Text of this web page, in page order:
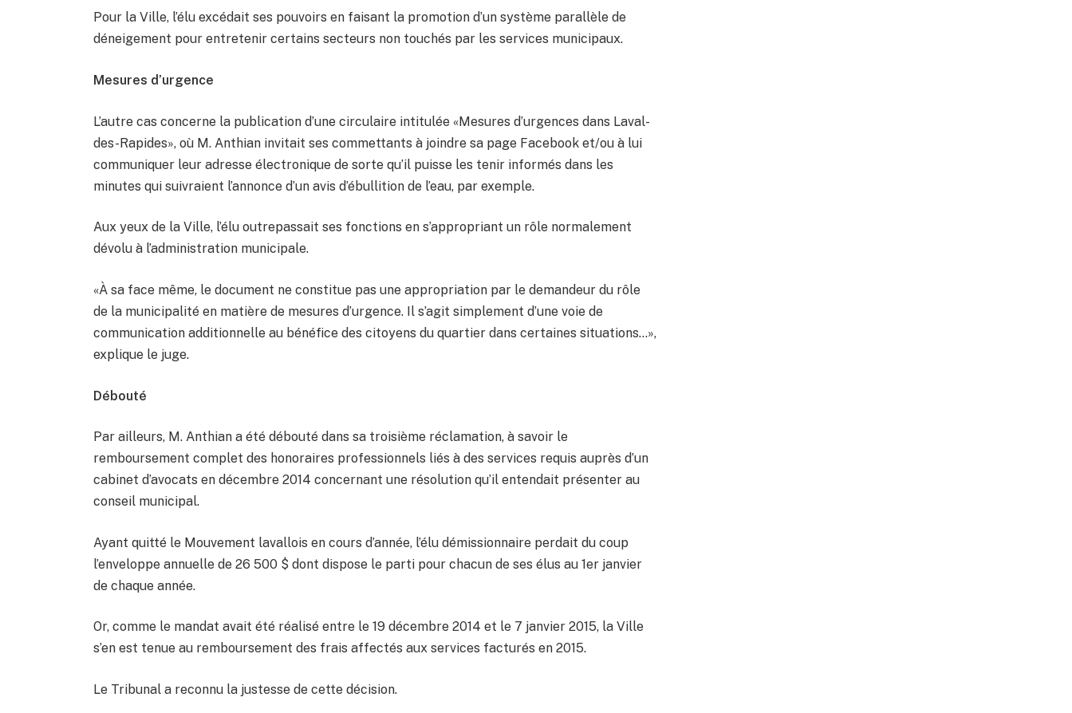
Pour la Ville, l’élu excédait ses pouvoirs en faisant la promotion d’un système parallèle de
déneigement pour entretenir certains secteurs non touchés par les services municipaux.
Mesures d’urgence
L’autre cas concerne la publication d’une circulaire intitulée «Mesures d’urgences dans Laval-
des-Rapides», où M. Anthian invitait ses commettants à joindre sa page Facebook et/ou à lui
communiquer leur adresse électronique de sorte qu’il puisse les tenir informés dans les
minutes qui suivraient l’annonce d’un avis d’ébullition de l’eau, par exemple.
Aux yeux de la Ville, l’élu outrepassait ses fonctions en s’appropriant un rôle normalement
dévolu à l’administration municipale.
«À sa face même, le document ne constitue pas une appropriation par le demandeur du rôle
de la municipalité en matière de mesures d’urgence. Il s’agit simplement d’une voie de
communication additionnelle au bénéfice des citoyens du quartier dans certaines situations…»,
explique le juge.
Débouté
Par ailleurs, M. Anthian a été débouté dans sa troisième réclamation, à savoir le
remboursement complet des honoraires professionnels liés à des services requis auprès d’un
cabinet d’avocats en décembre 2014 concernant une résolution qu’il entendait présenter au
conseil municipal.
Ayant quitté le Mouvement lavallois en cours d’année, l’élu démissionnaire perdait du coup
l’enveloppe annuelle de 26 500 $ dont dispose le parti pour chacun de ses élus au 1er janvier
de chaque année.
Or, comme le mandat avait été réalisé entre le 19 décembre 2014 et le 7 janvier 2015, la Ville
s’en est tenue au remboursement des frais affectés aux services facturés en 2015.
Le Tribunal a reconnu la justesse de cette décision.